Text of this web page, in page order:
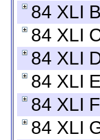
84 XLI
84 XLI
84 XLI
84 XLI
84 XLI
84 XLI